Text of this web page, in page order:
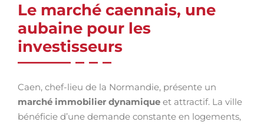
Le marché caennais, une
aubaine pour les
investisseurs
Caen, chef-lieu de la Normandie, présente un
marché immobilier dynamique et attractif. La ville
bénéficie d’une demande constante en logements,